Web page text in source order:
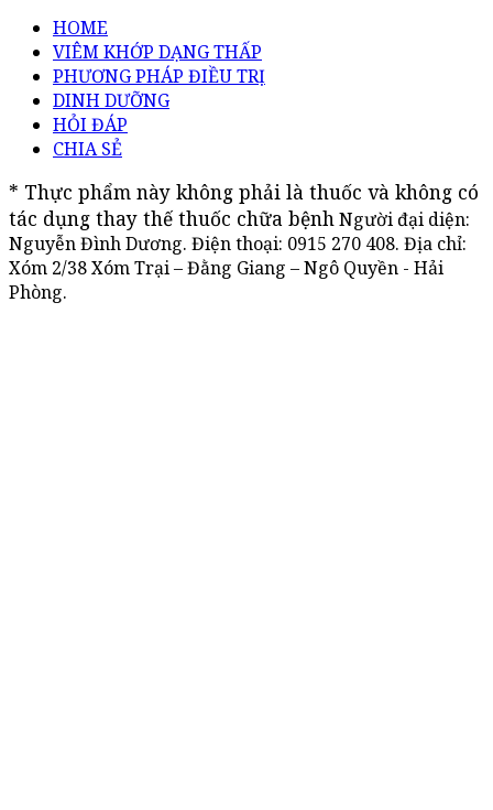
HOME
VIÊM KHỚP DẠNG THẤP
PHƯƠNG PHÁP ĐIỀU TRỊ
DINH DƯỠNG
HỎI ĐÁP
CHIA SẺ
* Thực phẩm này không phải là thuốc và không có
tác dụng thay thế thuốc chữa bệnhNgười đại diện:
Nguyễn Đình Dương. Điện thoại: 0915 270 408. Địa chỉ:
Xóm 2/38 Xóm Trại – Đằng Giang – Ngô Quyền - Hải
Phòng.